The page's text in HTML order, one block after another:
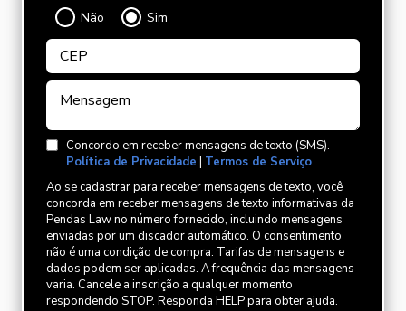
Não
Sim
Concordo em receber mensagens de texto (SMS).
Política de Privacidade | Termos de Serviço
Ao se cadastrar para receber mensagens de texto, você
concorda em receber mensagens de texto informativas da
Pendas Law no número fornecido, incluindo mensagens
enviadas por um discador automático. O consentimento
não é uma condição de compra. Tarifas de mensagens e
dados podem ser aplicadas. A frequência das mensagens
varia. Cancele a inscrição a qualquer momento
respondendo STOP. Responda HELP para obter ajuda.